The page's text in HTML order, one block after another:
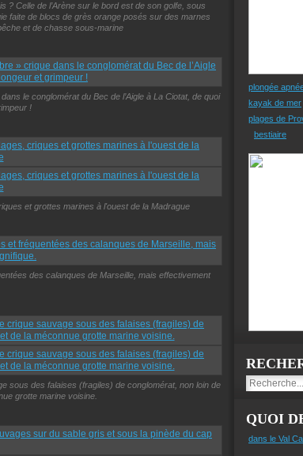
? Celle de l’Arène sur le bord est de son golfe, sous
faite de blocs de grès orange posés sur des marnes
et de chasse sous-marine
le conglomérat du Bec de l’Aigle à La Ciotat, de quoi
!
et grottes marines à l'ouest de la Madrague
des calanques de Marseille, mais effectivement
sous des falaises (fragiles) de conglomérat, non loin de
grotte marine voisine.
plongée
kayak de mer
plages de
bestiaire
QUOI
dans le Val